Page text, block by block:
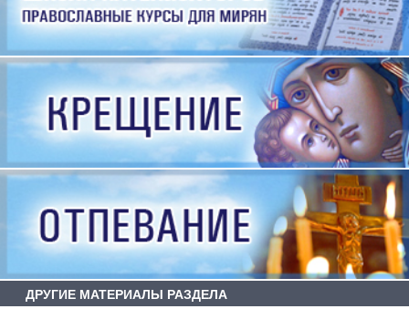
ДРУГИЕ МАТЕРИАЛЫ РАЗДЕЛА